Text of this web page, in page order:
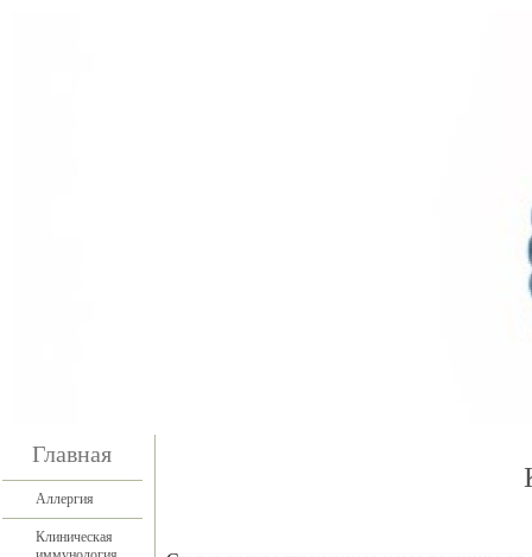
Главная
Аллергия
Клиническая